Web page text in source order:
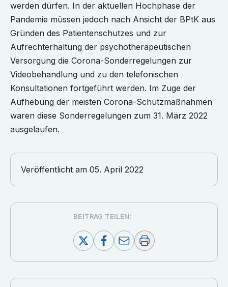
werden dürfen. In der aktuellen Hochphase der
Pandemie müssen jedoch nach Ansicht der BPtK aus
Gründen des Patientenschutzes und zur
Aufrechterhaltung der psychotherapeutischen
Versorgung die Corona-Sonderregelungen zur
Videobehandlung und zu den telefonischen
Konsultationen fortgeführt werden. Im Zuge der
Aufhebung der meisten Corona-Schutzmaßnahmen
waren diese Sonderregelungen zum 31. März 2022
ausgelaufen.
Veröffentlicht am 05. April 2022
BEITRAG TEILEN: